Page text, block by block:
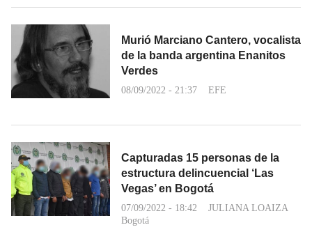
Murió Marciano Cantero, vocalista
de la banda argentina Enanitos
Verdes
08/09/2022 - 21:37 EFE
Capturadas 15 personas de la
estructura delincuencial ‘Las
Vegas’ en Bogotá
07/09/2022 - 18:42
JULIANA LOAIZA
Bogotá